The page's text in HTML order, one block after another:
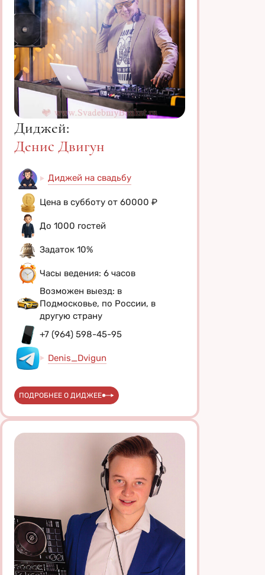
Диджей:
Денис Двигун
Диджей на свадьбу
Цена в субботу от 60000 ₽
До 1000 гостей
Задаток 10%
Часы ведения: 6 часов
Возможен выезд: в
Подмосковье, по России, в
другую страну
+7 (964) 598-45-95
Denis_Dvigun
ПОДРОБНЕЕ О ДИДЖЕЕ